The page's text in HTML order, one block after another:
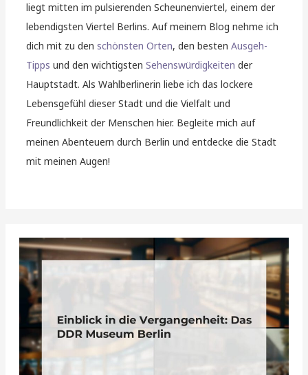
liegt mitten im pulsierenden Scheunenviertel, einem der
lebendigsten Viertel Berlins. Auf meinem Blog nehme ich
dich mit zu denschönsten Orten, den bestenAusgeh-
Tipps und den wichtigstenSehenswürdigkeiten der
Hauptstadt. Als Wahlberlinerin liebe ich das lockere
Lebensgefühl dieser Stadt und die Vielfalt und
Freundlichkeit der Menschen hier. Begleite mich auf
meinen Abenteuern durch Berlin und entdecke die Stadt
mit meinen Augen!